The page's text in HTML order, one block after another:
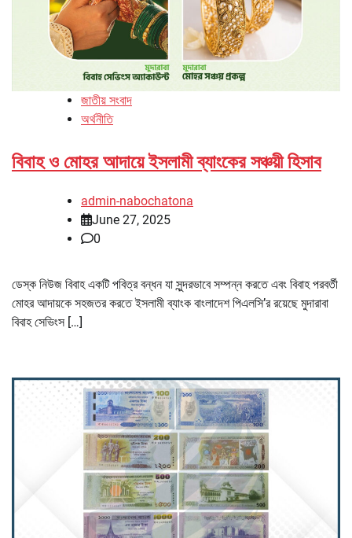
জাতীয় সংবাদ
অর্থনীতি
বিবাহ ও মোহর আদায়ে ইসলামী ব্যাংকের সঞ্চয়ী হিসাব
admin-nabochatona
June 27, 2025
0
ডেস্ক নিউজ বিবাহ একটি পবিত্র বন্ধন যা সুন্দরভাবে সম্পন্ন করতে এবং বিবাহ পরবর্তী
মোহর আদায়কে সহজতর করতে ইসলামী ব্যাংক বাংলাদেশ পিএলসি’র রয়েছে মুদারাবা
বিবাহ সেভিংস […]